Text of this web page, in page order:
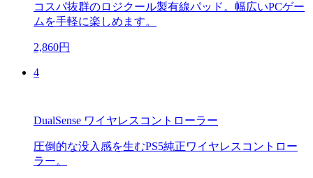
コスパ抜群のロジクール製有線パッド。幅広いPCゲー
ムを手軽に楽しめます。
2,860円
4
DualSense ワイヤレスコントローラー
圧倒的な没入感を生むPS5純正ワイヤレスコントロー
ラー。